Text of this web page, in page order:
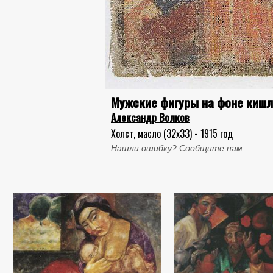
Мужские фигуры на фоне
Александр Волков
Холст, масло (32x33) - 1915 год
Нашли ошибку? Сообщите нам.